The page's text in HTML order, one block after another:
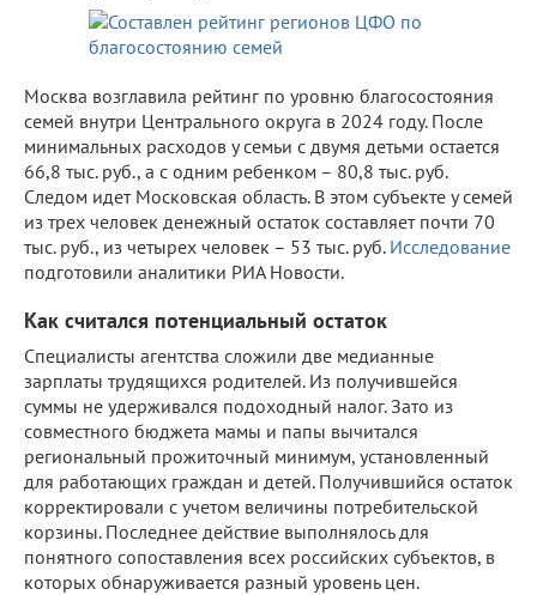
Москва возглавила рейтинг по уровню благосостояния
семей внутри Центрального округа в 2024 году. После
минимальных расходов у семьи с двумя детьми остается
66,8 тыс. руб., а с одним ребенком – 80,8 тыс. руб.
Следом идет Московская область. В этом субъекте у семей
из трех человек денежный остаток составляет почти 70
тыс. руб., из четырех человек – 53 тыс. руб. Исследование
подготовили аналитики РИА Новости.
Как считался потенциальный остаток
Специалисты агентства сложили две медианные
зарплаты трудящихся родителей. Из получившейся
суммы не удерживался подоходный налог. Зато из
совместного бюджета мамы и папы вычитался
региональный прожиточный минимум, установленный
для работающих граждан и детей. Получившийся остаток
корректировали с учетом величины потребительской
корзины. Последнее действие выполнялось для
понятного сопоставления всех российских субъектов, в
которых обнаруживается разный уровень цен.